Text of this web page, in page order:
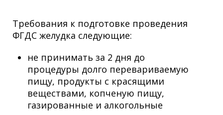
Требования к подготовке проведения
ФГДС желудка следующие:
не принимать за 2 дня до
процедуры долго перевариваемую
пищу, продукты с красящими
веществами, копченую пищу,
газированные и алкогольные